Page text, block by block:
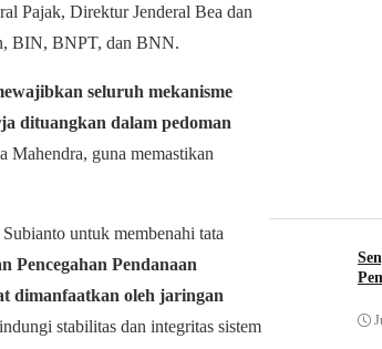
Pajak, Direktur Jenderal Bea dan
BIN, BNPT, dan BNN.
seluruh mekanisme
dituangkan dalam pedoman
Mahendra, guna memastikan
untuk membenahi tata
Pencegahan Pendanaan
dimanfaatkan oleh jaringan
stabilitas dan integritas sistem